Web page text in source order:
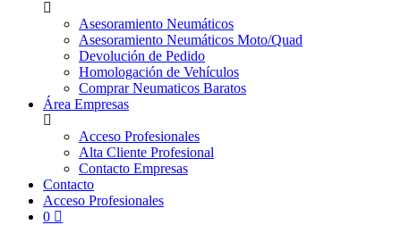
Asesoramiento Neumáticos
Asesoramiento Neumáticos Moto/Quad
Devolución de Pedido
Homologación de Vehículos
Comprar Neumaticos Baratos
Área Empresas
Acceso Profesionales
Alta Cliente Profesional
Contacto Empresas
Contacto
Acceso Profesionales
0